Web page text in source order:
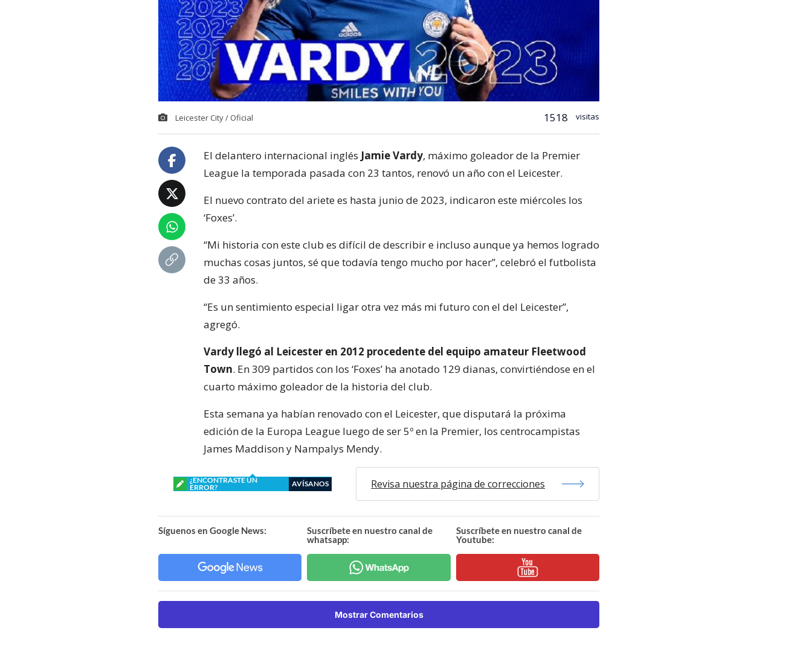
Leicester City / Oficial 1518 visitas
El delantero internacional inglés Jamie Vardy, máximo goleador de la Premier
League la temporada pasada con 23 tantos, renovó un año con el Leicester.
El nuevo contrato del ariete es hasta junio de 2023, indicaron este miércoles los
‘Foxes’.
“Mi historia con este club es difícil de describir e incluso aunque ya hemos logrado
muchas cosas juntos, sé que todavía tengo mucho por hacer”, celebró el futbolista
de 33 años.
“Es un sentimiento especial ligar otra vez más mi futuro con el del Leicester”,
agregó.
Vardy llegó al Leicester en 2012 procedente del equipo amateur Fleetwood
Town. En 309 partidos con los ‘Foxes’ ha anotado 129 dianas, convirtiéndose en el
cuarto máximo goleador de la historia del club.
Esta semana ya habían renovado con el Leicester, que disputará la próxima
edición de la Europa League luego de ser 5º en la Premier, los centrocampistas
James Maddison y Nampalys Mendy.
¿ENCONTRASTE UN
ERROR?
AVÍSANOS Revisa nuestra página de correcciones
Síguenos en Google News:
Suscríbete en nuestro canal de
whatsapp:
Suscríbete en nuestro canal de
Youtube:
Mostrar Comentarios